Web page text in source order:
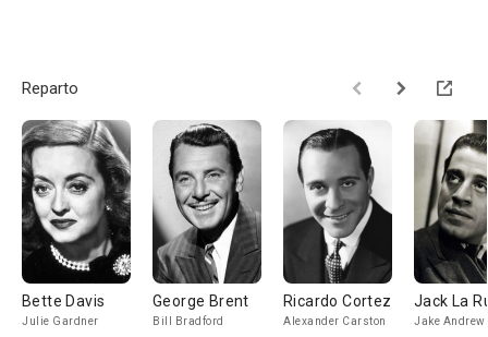
Reparto
Bette Davis
Julie Gardner
George Brent
Bill Bradford
Ricardo Cortez
Alexander Carston
Jack La
Jake